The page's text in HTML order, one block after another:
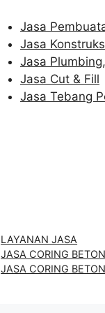
Jasa
Jasa
Jasa
Jasa Cut & Fill
Jasa Tebang
Categories
LAYANAN JASA
JASA CORING
JASA CORING